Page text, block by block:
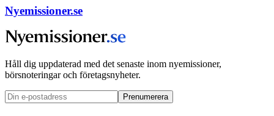
Nyemissioner.se
Håll dig uppdaterad med det senaste inom nyemissioner,
börsnoteringar och företagsnyheter.
Prenumerera